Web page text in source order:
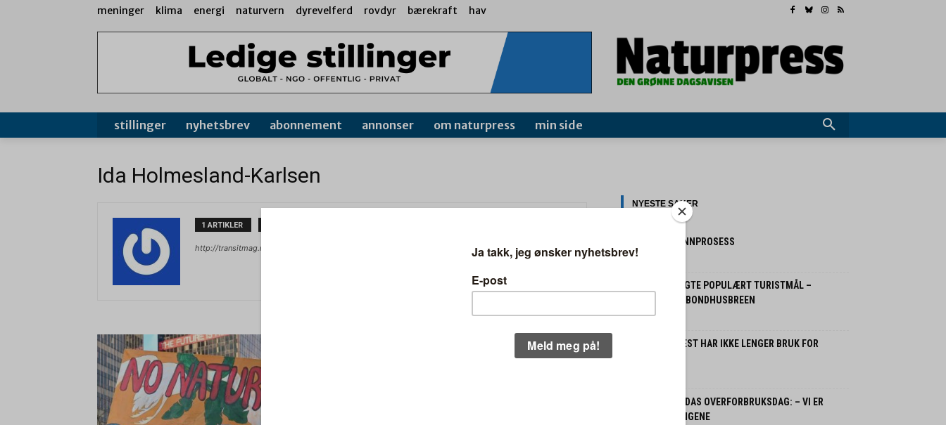
meninger klima energi naturvern dyrevelferd rovdyr bærekraft hav
stillinger nyhetsbrev abonnement annonser om naturpress min side
Ida Holmesland-Karlsen
1 ARTIKLER
http://transitmag.no
Verden ødelegges, dette kan du gjøre
NYESTE SAKER
– FRYKTER SKINNPROSESS
6. august 2026
POLITIET STENGTE POPULÆRT TURISTMÅL –
FLOMFARE FRA BONDHUSBREEN
3. august 2026
NORDMENN FLEST HAR IKKE LENGER BRUK FOR
NORGE OG JORDAS OVERFORBRUKSDAG: – VI ER
BLANT VERSTINGENE